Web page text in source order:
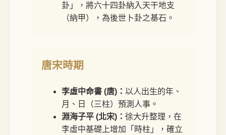
卦」，將六十四卦納入天干地支
（納甲），為後世卜卦之基石。
唐宋時期
李虛中命書 (唐)： 以人出生的年、
月、日（三柱）預測人事。
淵海子平 (北宋)： 徐大升整理，在
李虛中基礎上增加「時柱」，確立